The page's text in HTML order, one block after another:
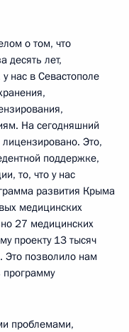
о том, что
десять лет,
нас в Севастополе
На сегодняшний
Это,
поддержке,
то, что у нас
развития Крыма
медицинских
27 медицинских
проекту 13 тысяч
Это позволило нам
программу
проблемами,